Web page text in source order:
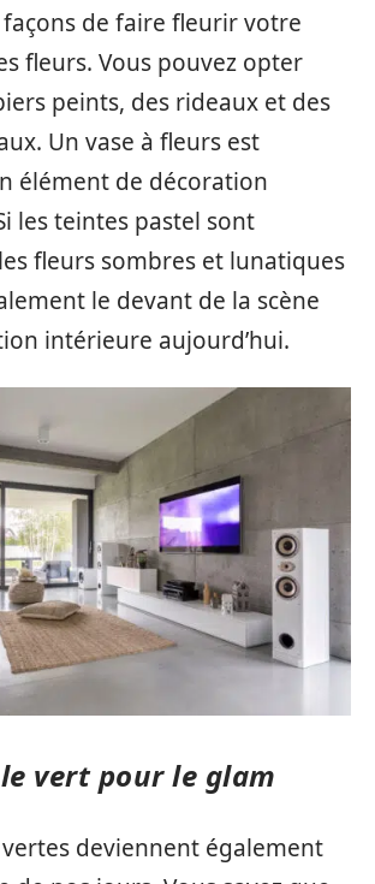
de faire fleurir votre
fleurs. Vous pouvez opter
peints, des rideaux et des
Un vase à fleurs est
élément de décoration
les teintes pastel sont
fleurs sombres et lunatiques
le devant de la scène
intérieure aujourd’hui.
vert pour le glam
deviennent également